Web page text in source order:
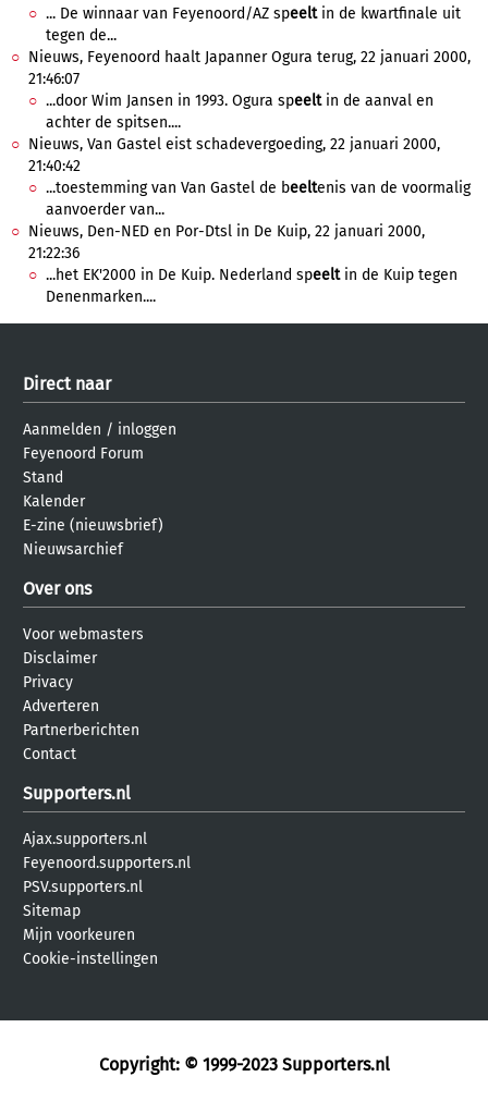
... De winnaar van Feyenoord/AZ speeltin de kwartfinale uit
tegen de...
Nieuws, Feyenoord haalt Japanner Ogura terug, 22 januari 2000,
21:46:07
...door Wim Jansen in 1993. Ogura speeltin de aanval en
achter de spitsen....
Nieuws, Van Gastel eist schadevergoeding, 22 januari 2000,
21:40:42
...toestemming van Van Gastel de beeltenis van de voormalig
aanvoerder van...
Nieuws, Den-NED en Por-Dtsl in De Kuip, 22 januari 2000,
21:22:36
...het EK'2000 in De Kuip. Nederland speeltin de Kuip tegen
Denenmarken....
Direct naar
Aanmelden / inloggen
Feyenoord Forum
Stand
Kalender
E-zine (nieuwsbrief)
Nieuwsarchief
Over ons
Voor webmasters
Disclaimer
Privacy
Adverteren
Partnerberichten
Contact
Supporters.nl
Ajax.supporters.nl
Feyenoord.supporters.nl
PSV.supporters.nl
Sitemap
Mijn voorkeuren
Cookie-instellingen
Copyright: © 1999-2023 Supporters.nl